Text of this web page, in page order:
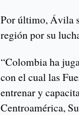
Por último, Ávila
región por su
“Colombia ha
con el cual las
entrenar y
Centroamérica,